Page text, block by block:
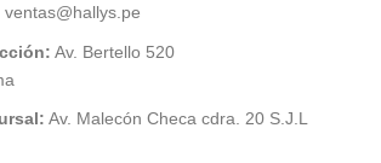
ventas@hallys.pe
Av. Bertello 520
Av. Malecón Checa cdra. 20 S.J.L